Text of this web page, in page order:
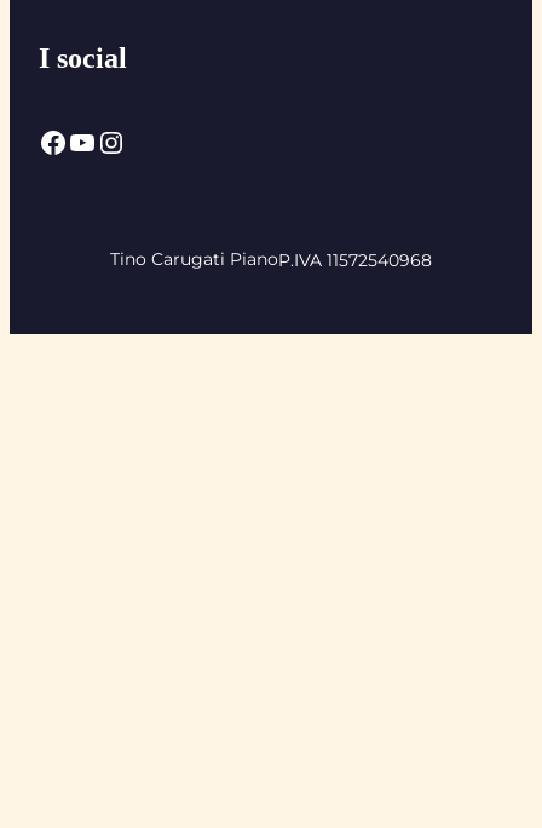
I social
Facebook YouTube Instagram
Tino Carugati PianoP.IVA 11572540968